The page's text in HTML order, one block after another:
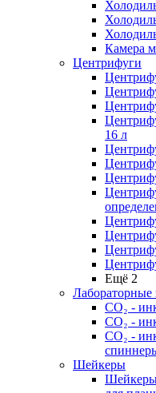
Камера
Центрифуги
16 л
Ещё 2
Лабораторные
СО₂ -
СО₂ -
СО₂ -
Шейкеры
Шейкеры